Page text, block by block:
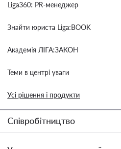
Liga360: PR-менеджер
Знайти юриста Liga:BOOK
Академія ЛІГА:ЗАКОН
Теми в центрі уваги
Усі рішення і продукти
Співробітництво